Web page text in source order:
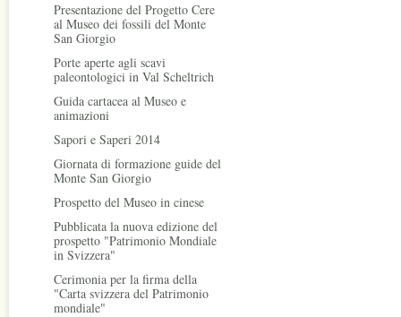
Presentazione del Progetto Cere
al Museo dei fossili del Monte
San Giorgio
Porte aperte agli scavi
paleontologici in Val Scheltrich
Guida cartacea al Museo e
animazioni
Sapori e Saperi 2014
Giornata di formazione guide del
Monte San Giorgio
Prospetto del Museo in cinese
Pubblicata la nuova edizione del
prospetto "Patrimonio Mondiale
in Svizzera"
Cerimonia per la firma della
"Carta svizzera del Patrimonio
mondiale"